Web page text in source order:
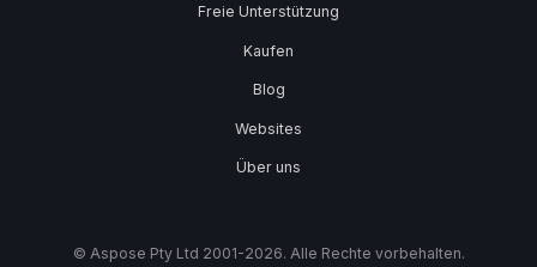
Freie Unterstützung
Kaufen
Blog
Websites
Über uns
© Aspose Pty Ltd 2001-2026. Alle Rechte vorbehalten.